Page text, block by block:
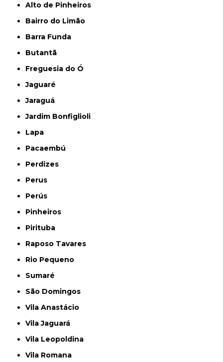
Alto de Pinheiros
Bairro do Limão
Barra Funda
Butantã
Freguesia do Ó
Jaguaré
Jaraguá
Jardim Bonfiglioli
Lapa
Pacaembú
Perdizes
Perus
Perús
Pinheiros
Pirituba
Raposo Tavares
Rio Pequeno
Sumaré
São Domingos
Vila Anastácio
Vila Jaguará
Vila Leopoldina
Vila Romana